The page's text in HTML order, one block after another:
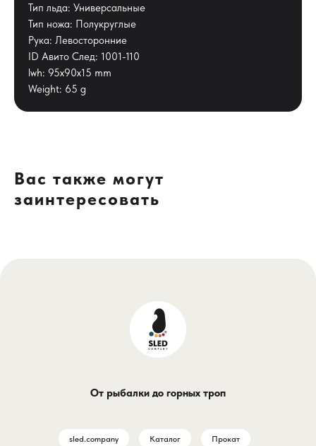
Тип льда: Универсальные
Тип ножа: Полукруглые
Рука: Левосторонние
ID Авито След: 1001-110
lwh: 95x90x15 mm
Weight: 65 g
Вас также могут
заинтересовать
От рыбалки до горных троп
sled.company Каталог Прокат